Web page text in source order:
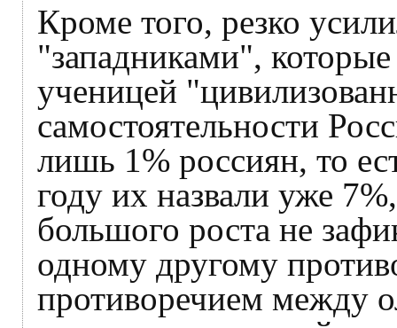
Кроме того, резко
"западниками",
ученицей
самостоятельности
лишь 1% россиян, то
году их назвали уже
большого роста не
одному другому
противоречием между